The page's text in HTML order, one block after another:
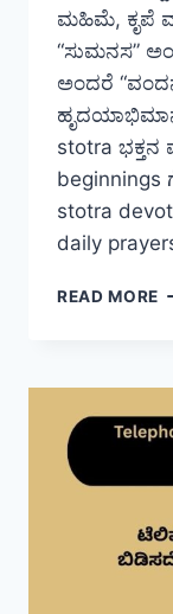
ಮಹಿಮೆ, ಕೃಪೆ
“ಸುಮನಸ”
ಅಂದರೆ
stotra ಭಕ್ತನ
beginnings
stotra
daily
READ MORE
|